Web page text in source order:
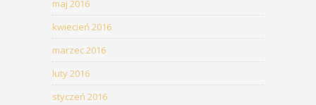
maj 2016
kwiecień 2016
marzec 2016
luty 2016
styczeń 2016